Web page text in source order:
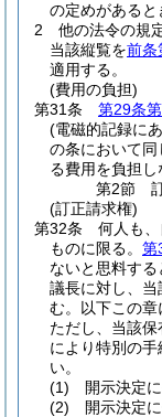
の定めがあると
2
他の法令の規
当該縦覧を前条
適用する。
(費用の負担)
第31条
第29条
(電磁的記録に
の条において同
る費用を負担し
第2節
(訂正請求権)
第32条
何人も
ものに限る。 第
ないと思料する
議長に対し、
む。以下この
ただし、当該
により特別の
い。
(1)
開示決定
(2)
開示決定